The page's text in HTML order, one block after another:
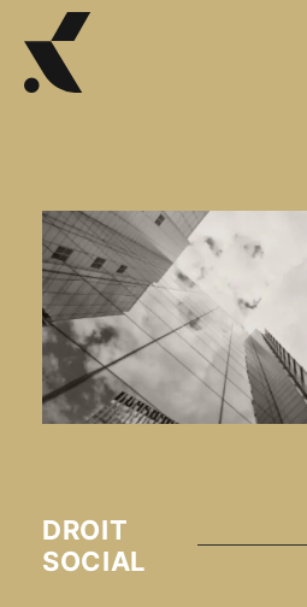
DROIT
SOCIAL